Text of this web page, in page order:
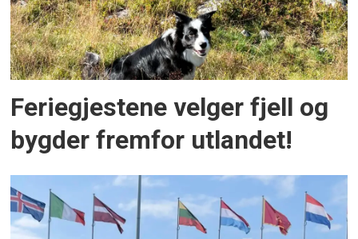
Feriegjestene velger fjell og
bygder fremfor utlandet!